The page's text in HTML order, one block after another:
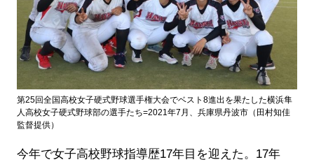
第25回全国高校女子硬式野球選手権大会でベスト8進出を果たした横浜隼
人高校女子硬式野球部の選手たち=2021年7月、兵庫県丹波市（田村知佳
監督提供）
今年で女子高校野球指導歴17年目を迎えた。17年